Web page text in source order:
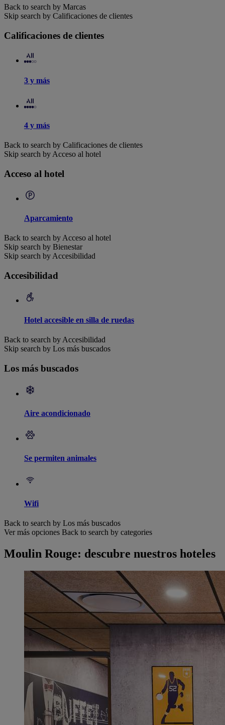
Back to search by Marcas
Skip search by Calificaciones de clientes
Calificaciones de clientes
3 y más
4 y más
Back to search by Calificaciones de clientes
Skip search by Acceso al hotel
Acceso al hotel
Aparcamiento
Back to search by Acceso al hotel
Skip search by Bienestar
Skip search by Accesibilidad
Accesibilidad
Hotel accesible en silla de ruedas
Back to search by Accesibilidad
Skip search by Los más buscados
Los más buscados
Aire acondicionado
Se permiten animales
Wifi
Back to search by Los más buscados
Ver más opciones Back to search by categories
Moulin Rouge: descubre nuestros hoteles